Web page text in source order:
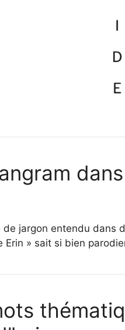
jargon entendu dans
Erin » sait si bien